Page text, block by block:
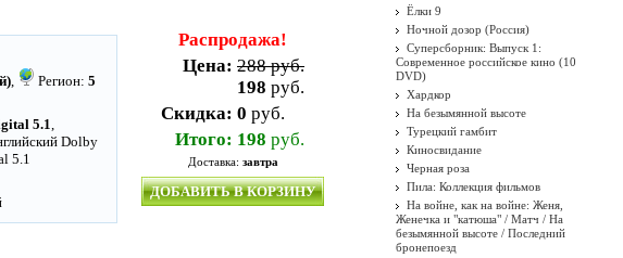
, Регион: 5
5.1,
Dolby
5.1
Распродажа!
Цена: 288 руб.
198 руб.
Скидка: 0 руб.
Итого: 198 руб.
Доставка: завтра
ДОБАВИТЬ В КОРЗИНУ
Ёлки 9
Ночной дозор (Россия)
Суперсборник: Выпуск 1:
Современное российское кино (10
DVD)
Хардкор
На безымянной высоте
Турецкий гамбит
Киносвидание
Черная роза
Пила: Коллекция фильмов
На войне, как на войне: Женя,
Женечка и "катюша" / Матч / На
безымянной высоте / Последний
бронепоезд